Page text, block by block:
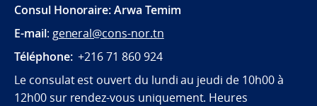
Consul Honoraire: Arwa Temim
E-mail: general@cons-nor.tn
Téléphone: +216 71 860 924
Le consulat est ouvert du lundi au jeudi de 10h00 à
12h00 sur rendez-vous uniquement. Heures